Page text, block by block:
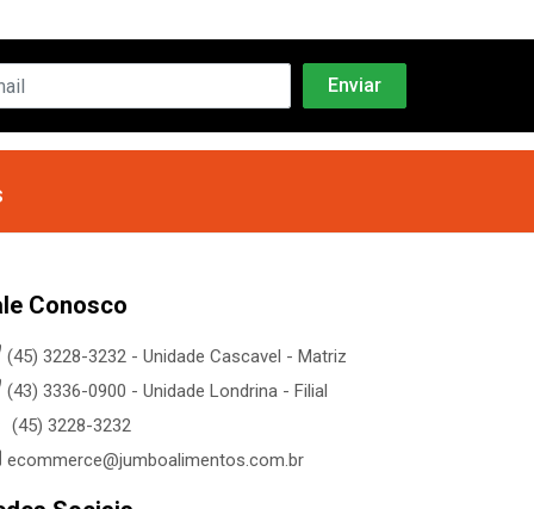
Conosco
(45) 3228-3232 - Unidade Cascavel - Matriz
(43) 3336-0900 - Unidade Londrina - Filial
(45) 3228-3232
ecommerce@jumboalimentos.com.br